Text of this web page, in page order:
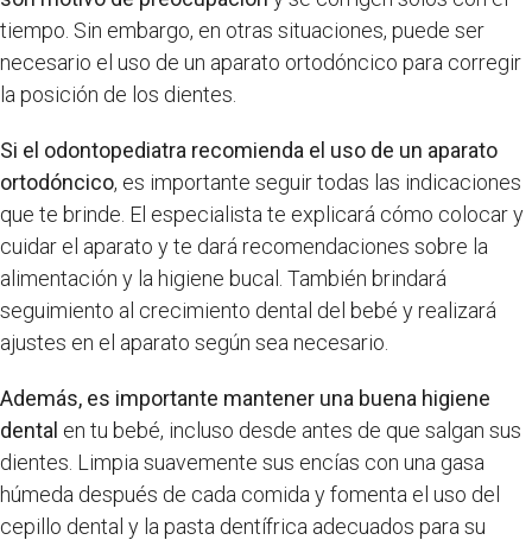
tiempo. Sin embargo, en otras situaciones, puede ser
necesario el uso de un aparato ortodóncico para corregir
la posición de los dientes.
Si el odontopediatra recomienda el uso de un aparato
ortodóncico, es importante seguir todas las indicaciones
que te brinde. El especialista te explicará cómo colocar y
cuidar el aparato y te dará recomendaciones sobre la
alimentación y la higiene bucal. También brindará
seguimiento al crecimiento dental del bebé y realizará
ajustes en el aparato según sea necesario.
Además, es importante mantener una buena higiene
dental en tu bebé, incluso desde antes de que salgan sus
dientes. Limpia suavemente sus encías con una gasa
húmeda después de cada comida y fomenta el uso del
cepillo dental y la pasta dentífrica adecuados para su